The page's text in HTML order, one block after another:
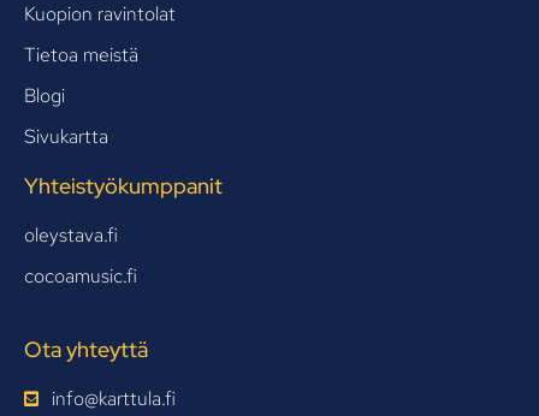
Kuopion ravintolat
Tietoa meistä
Blogi
Sivukartta
Yhteistyökumppanit
oleystava.fi
cocoamusic.fi
Ota yhteyttä
info@karttula.fi